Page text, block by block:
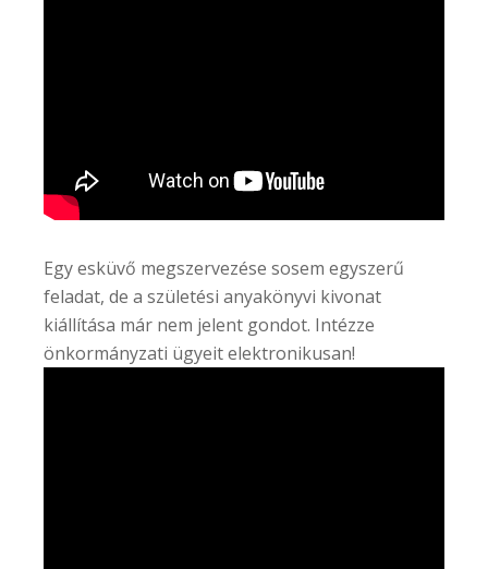
Egy esküvő megszervezése sosem egyszerű
feladat, de a születési anyakönyvi kivonat
kiállítása már nem jelent gondot. Intézze
önkormányzati ügyeit elektronikusan!